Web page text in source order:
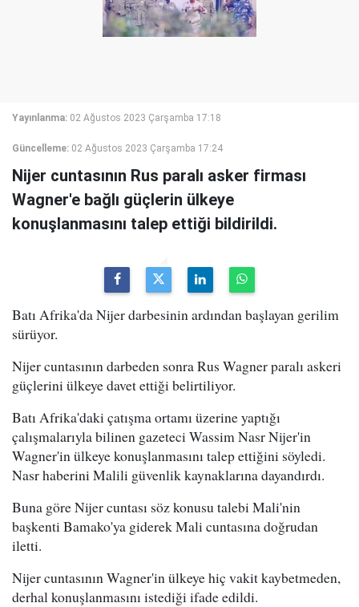
Yayınlanma: 02 Ağustos 2023 Çarşamba 17:18
Güncelleme: 02 Ağustos 2023 Çarşamba 17:24
Nijer cuntasının Rus paralı asker firması
Wagner'e bağlı güçlerin ülkeye
konuşlanmasını talep ettiği bildirildi.
Batı Afrika'da Nijer darbesinin ardından başlayan gerilim
sürüyor.
Nijer cuntasının darbeden sonra Rus Wagner paralı askeri
güçlerini ülkeye davet ettiği belirtiliyor.
Batı Afrika'daki çatışma ortamı üzerine yaptığı
çalışmalarıyla bilinen gazeteci Wassim Nasr Nijer'in
Wagner'in ülkeye konuşlanmasını talep ettiğini söyledi.
Nasr haberini Malili güvenlik kaynaklarına dayandırdı.
Buna göre Nijer cuntası söz konusu talebi Mali'nin
başkenti Bamako'ya giderek Mali cuntasına doğrudan
iletti.
Nijer cuntasının Wagner'in ülkeye hiç vakit kaybetmeden,
derhal konuşlanmasını istediği ifade edildi.